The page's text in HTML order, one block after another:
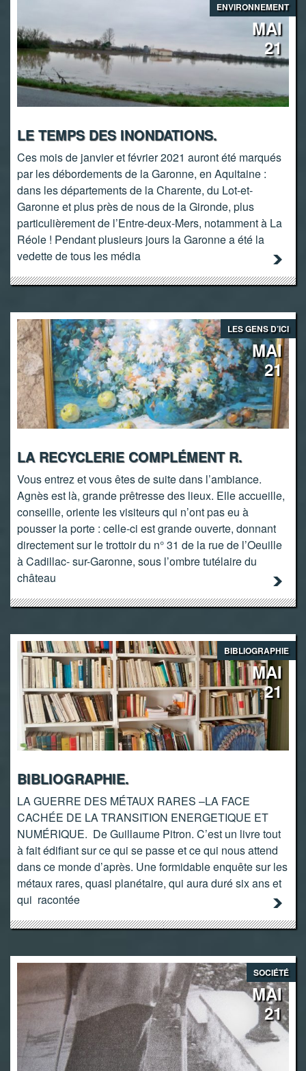
ENVIRONNEMENT
MAI
21
LE TEMPS DES INONDATIONS.
Ces mois de janvier et février 2021 auront été marqués
par les débordements de la Garonne, en Aquitaine :
dans les départements de la Charente, du Lot-et-
Garonne et plus près de nous de la Gironde, plus
particulièrement de l’Entre-deux-Mers, notamment à La
Réole ! Pendant plusieurs jours la Garonne a été la
vedette de tous les média
LES GENS D’ICI
MAI
21
LA RECYCLERIE COMPLÉMENT R.
Vous entrez et vous êtes de suite dans l’ambiance.
Agnès est là, grande prêtresse des lieux. Elle accueille,
conseille, oriente les visiteurs qui n’ont pas eu à
pousser la porte : celle-ci est grande ouverte, donnant
directement sur le trottoir du n° 31 de la rue de l’Oeuille
à Cadillac- sur-Garonne, sous l’ombre tutélaire du
château
BIBLIOGRAPHIE
MAI
21
BIBLIOGRAPHIE.
LA GUERRE DES MÉTAUX RARES –LA FACE
CACHÉE DE LA TRANSITION ENERGETIQUE ET
NUMÉRIQUE. De Guillaume Pitron. C’est un livre tout
à fait édifiant sur ce qui se passe et ce qui nous attend
dans ce monde d’après. Une formidable enquête sur les
métaux rares, quasi planétaire, qui aura duré six ans et
qui racontée
SOCIÉTÉ
MAI
21